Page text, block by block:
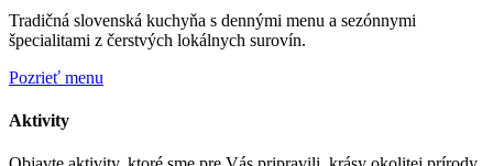
Tradičná slovenská kuchyňa s dennými menu a sezónnymi
špecialitami z čerstvých lokálnych surovín.
Pozrieť menu
Aktivity